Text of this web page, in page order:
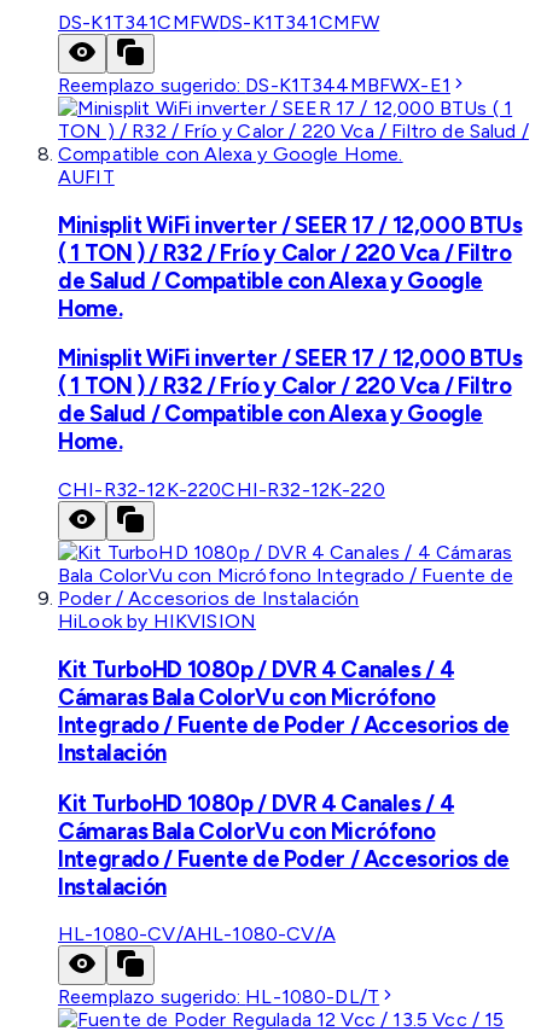
DS-K1T341CMFWDS-K1T341CMFW
Reemplazo sugerido: DS-K1T344MBFWX-E1
AUFIT
Minisplit WiFi inverter / SEER 17 / 12,000 BTUs
( 1 TON ) / R32 / Frío y Calor / 220 Vca / Filtro
de Salud / Compatible con Alexa y Google
Home.
Minisplit WiFi inverter / SEER 17 / 12,000 BTUs
( 1 TON ) / R32 / Frío y Calor / 220 Vca / Filtro
de Salud / Compatible con Alexa y Google
Home.
CHI-R32-12K-220CHI-R32-12K-220
HiLook by HIKVISION
Kit TurboHD 1080p / DVR 4 Canales / 4
Cámaras Bala ColorVu con Micrófono
Integrado / Fuente de Poder / Accesorios de
Instalación
Kit TurboHD 1080p / DVR 4 Canales / 4
Cámaras Bala ColorVu con Micrófono
Integrado / Fuente de Poder / Accesorios de
Instalación
HL-1080-CV/AHL-1080-CV/A
Reemplazo sugerido: HL-1080-DL/T